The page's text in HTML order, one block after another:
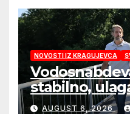
NOVOSTI IZ KRAGUJEVCA
stabilno,
sigurnije
AUGUST 6, 2026